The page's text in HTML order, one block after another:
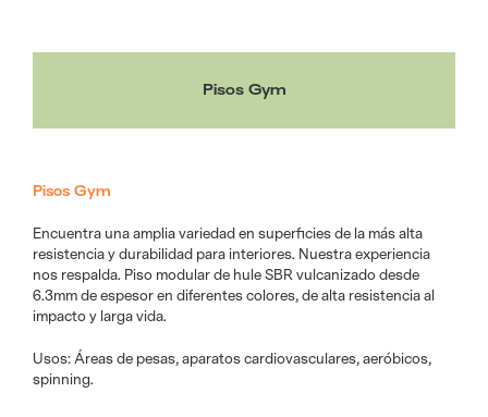
Pisos Gym
Pisos Gym
Encuentra una amplia variedad en superficies de la más alta
resistencia y durabilidad para interiores. Nuestra experiencia
nos respalda. Piso modular de hule SBR vulcanizado desde
6.3mm de espesor en diferentes colores, de alta resistencia al
impacto y larga vida.
Usos: Áreas de pesas, aparatos cardiovasculares, aeróbicos,
spinning.